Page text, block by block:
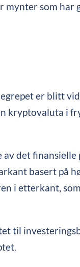
mynter som
er blitt
kryptovaluta i
av det
basert på
i etterkant,
til